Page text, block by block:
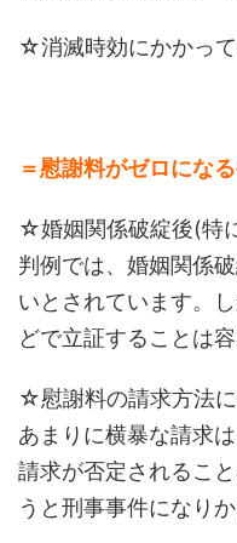
☆消滅時効にかかっ
＝慰謝料がゼロにな
☆婚姻関係破綻後(特
判例では、婚姻関係
いとされています。
どで立証することは
☆慰謝料の請求方法
あまりに横暴な請求
請求が否定されるこ
うと刑事事件になりか